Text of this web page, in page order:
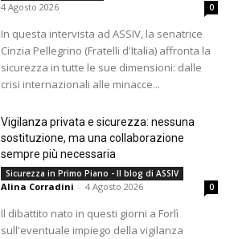
4 Agosto 2026
0
In questa intervista ad ASSIV, la senatrice
Cinzia Pellegrino (Fratelli d'Italia) affronta la
sicurezza in tutte le sue dimensioni: dalle
crisi internazionali alle minacce...
Vigilanza privata e sicurezza: nessuna
sostituzione, ma una collaborazione
sempre più necessaria
Sicurezza in Primo Piano - Il blog di ASSIV
Alina Corradini - 4 Agosto 2026 0
Il dibattito nato in questi giorni a Forlì
sull'eventuale impiego della vigilanza